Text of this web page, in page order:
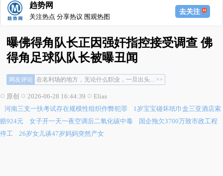
趋势网
关注热点 分享热议 围观热图
去关注
曝佛得角队长正因强奸指控接受调查 佛
得角足球队队长被曝丑闻
网友评论 在名利场的地方，无论什么职业，一旦出头... >>
世界杯怎么这么多幺蛾子，看官方报告吧... >>
在名利场的地方，无论什么职业，一旦出头... >>
这届世界杯好几起强奸的了... >>
原创 2026-06-28 16:44:39
Elias
河南三支一扶考试存在规模性组织作弊犯罪
1岁宝宝碰坏纸巾盒三亚酒店索
赔924元
女子开一天一夜空调后二氧化碳中毒
国企拖欠3700万致市政工程
停工
26岁女儿谈47岁妈妈突然产女